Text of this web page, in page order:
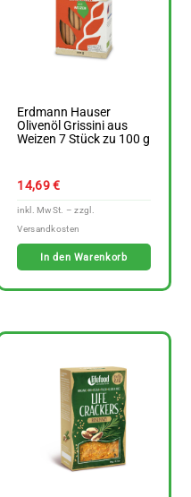
Erdmann Hauser
Olivenöl Grissini aus
Weizen 7 Stück zu 100 g
14,69€
In den Warenkorb